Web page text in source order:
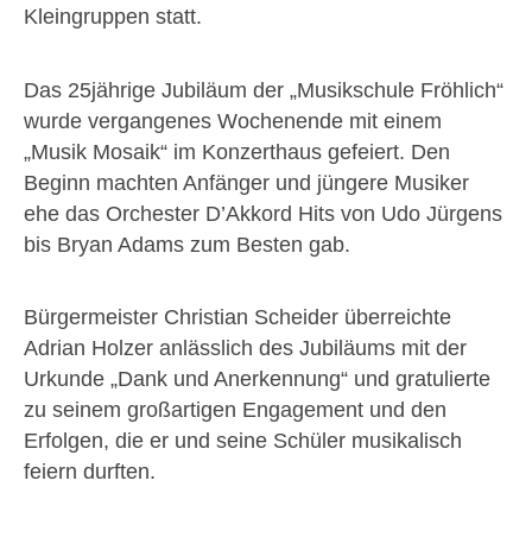
Kleingruppen statt.
Das 25jährige Jubiläum der „Musikschule Fröhlich“
wurde vergangenes Wochenende mit einem
„Musik Mosaik“ im Konzerthaus gefeiert. Den
Beginn machten Anfänger und jüngere Musiker
ehe das Orchester D’Akkord Hits von Udo Jürgens
bis Bryan Adams zum Besten gab.
Bürgermeister Christian Scheider überreichte
Adrian Holzer anlässlich des Jubiläums mit der
Urkunde „Dank und Anerkennung“ und gratulierte
zu seinem großartigen Engagement und den
Erfolgen, die er und seine Schüler musikalisch
feiern durften.